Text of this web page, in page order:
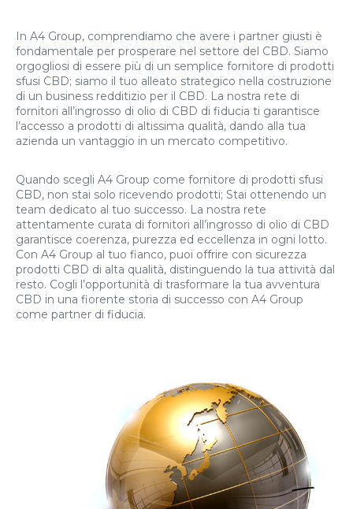
In A4 Group, comprendiamo che avere i partner giusti è
fondamentale per prosperare nel settore del CBD. Siamo
orgogliosi di essere più di un semplice fornitore di prodotti
sfusi CBD; siamo il tuo alleato strategico nella costruzione
di un business redditizio per il CBD. La nostra rete di
fornitori all’ingrosso di olio di CBD di fiducia ti garantisce
l’accesso a prodotti di altissima qualità, dando alla tua
azienda un vantaggio in un mercato competitivo.
Quando scegli A4 Group come fornitore di prodotti sfusi
CBD, non stai solo ricevendo prodotti; Stai ottenendo un
team dedicato al tuo successo. La nostra rete
attentamente curata di fornitori all’ingrosso di olio di CBD
garantisce coerenza, purezza ed eccellenza in ogni lotto.
Con A4 Group al tuo fianco, puoi offrire con sicurezza
prodotti CBD di alta qualità, distinguendo la tua attività dal
resto. Cogli l’opportunità di trasformare la tua avventura
CBD in una fiorente storia di successo con A4 Group
come partner di fiducia.